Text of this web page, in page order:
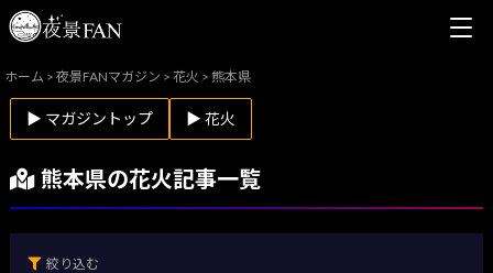
ホーム >夜景FANマガジン >花火 >熊本県
▶ マガジントップ ▶ 花火
熊本県の花火記事一覧
絞り込む